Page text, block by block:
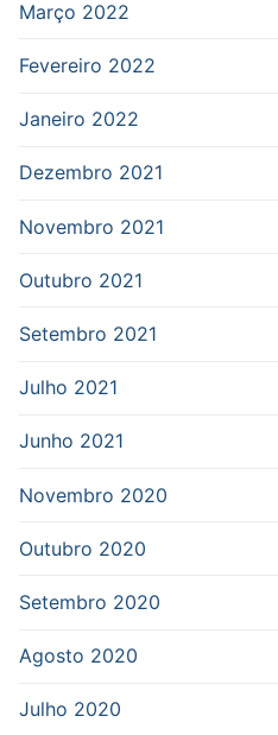
Março 2022
Fevereiro 2022
Janeiro 2022
Dezembro 2021
Novembro 2021
Outubro 2021
Setembro 2021
Julho 2021
Junho 2021
Novembro 2020
Outubro 2020
Setembro 2020
Agosto 2020
Julho 2020